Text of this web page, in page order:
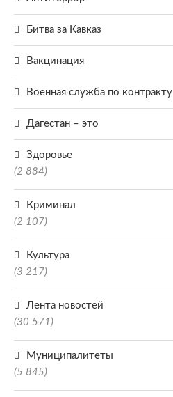
Битва за Кавказ
Вакцинация
Военная служба по контракту
Дагестан – это
Здоровье
(2 884)
Криминал
(2 107)
Культура
(3 217)
Лента новостей
(30 571)
Муниципалитеты
(5 845)